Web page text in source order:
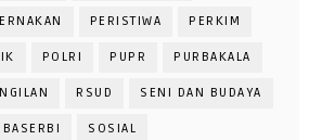
PERISTIWA PERKIM
POLRI PUPR PURBAKALA
RSUD SENI DAN BUDAYA
SOSIAL